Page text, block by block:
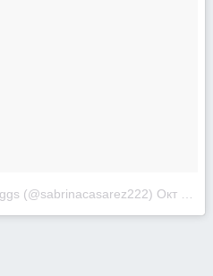
(@sabrinacasarez222) Окт 11 2017 в 10:22 PDT